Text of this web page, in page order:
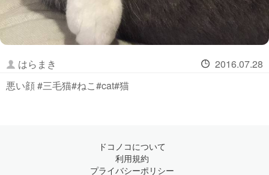
はらまき
2016.07.28
悪い顔 #三毛猫#ねこ#cat#猫
ドコノコについて
利用規約
プライバシーポリシー